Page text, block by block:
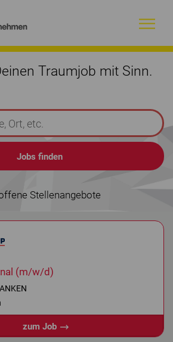
Traumjob mit Sinn.
Stellenangebote
(m/w/d)
zum Job